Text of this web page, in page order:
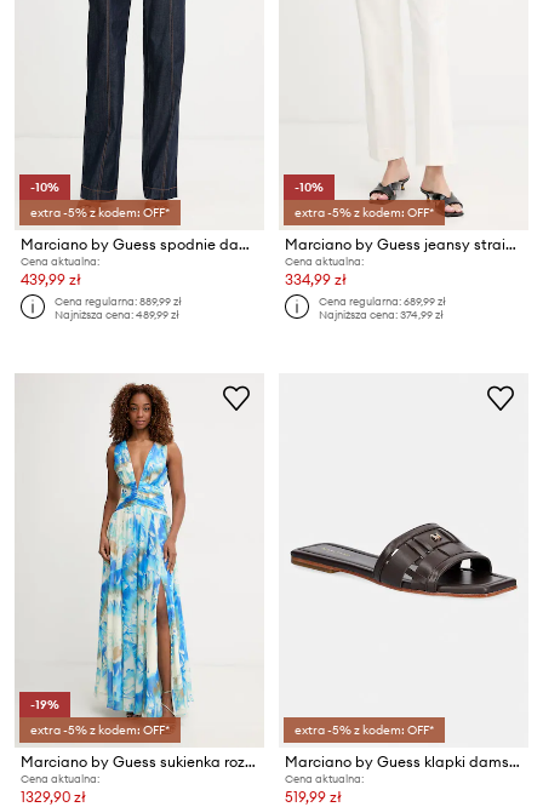
-10%
extra -5% z kodem: OFF*
Marciano by Guess spodnie damskie z lyocellem KATIE
Cena aktualna:
439,99 zł
Cena regularna:889,99 zł
Najniższa cena:489,99 zł
-10%
extra -5% z kodem: OFF*
Marciano by Guess jeansy straight damskie VICTORY
Cena aktualna:
334,99 zł
Cena regularna:689,99 zł
Najniższa cena:374,99 zł
-19%
extra -5% z kodem: OFF*
Marciano by Guess sukienka rozkloszowana ADELA
Cena aktualna:
1329,90 zł
extra -5% z kodem: OFF*
Marciano by Guess klapki damskie skórzane
Cena aktualna:
519,99 zł